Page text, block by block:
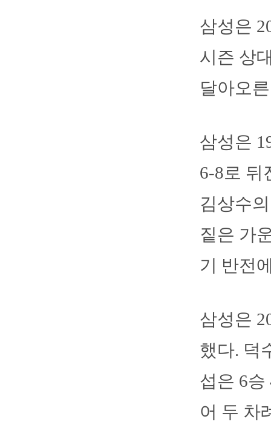
삼성은
시즌 상
달아오
삼성은
6-8로 뒤
김상수
짙은 가
기 반전
삼성은
했다. 덕
섭은 6승
어 두 차